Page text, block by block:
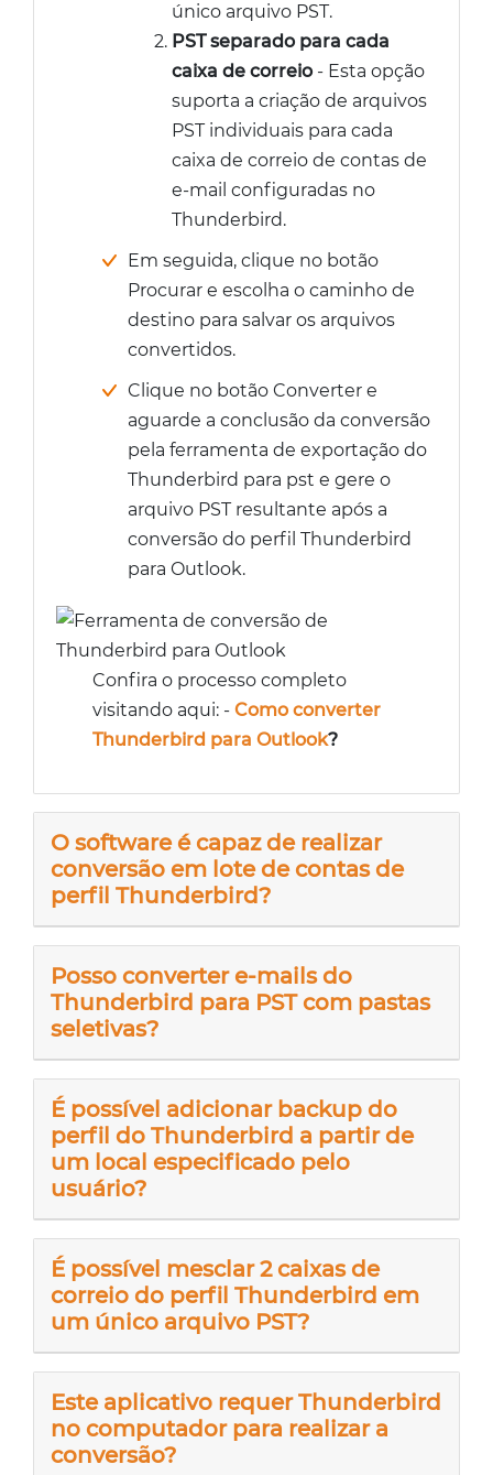
único arquivo PST.
PST separado para cada
caixa de correio - Esta opção
suporta a criação de arquivos
PST individuais para cada
caixa de correio de contas de
e-mail configuradas no
Thunderbird.
Em seguida, clique no botão
Procurar e escolha o caminho de
destino para salvar os arquivos
convertidos.
Clique no botão Converter e
aguarde a conclusão da conversão
pela ferramenta de exportação do
Thunderbird para pst e gere o
arquivo PST resultante após a
conversão do perfil Thunderbird
para Outlook.
Confira o processo completo
visitando aqui: - Como converter
Thunderbird para Outlook?
O software é capaz de realizar
conversão em lote de contas de
perfil Thunderbird?
Posso converter e-mails do
Thunderbird para PST com pastas
seletivas?
É possível adicionar backup do
perfil do Thunderbird a partir de
um local especificado pelo
usuário?
É possível mesclar 2 caixas de
correio do perfil Thunderbird em
um único arquivo PST?
Este aplicativo requer Thunderbird
no computador para realizar a
conversão?